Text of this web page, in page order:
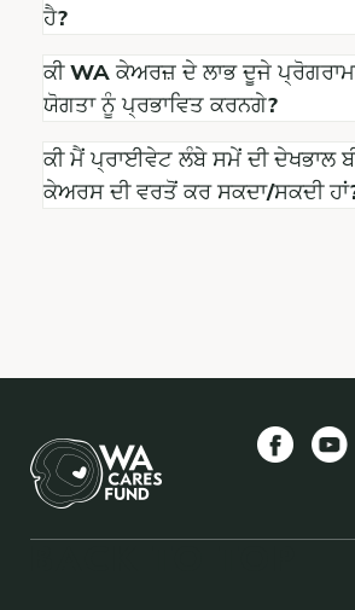
ਹੈ?
ਕੀ WA ਕੇਅਰਜ਼ ਦੇ ਲਾਭ ਦੂਜੇ
ਯੋਗਤਾ ਨੂੰ ਪ੍ਰਭਾਵਿਤ ਕਰਨਗੇ?
ਕੀ ਮੈਂ ਪ੍ਰਾਈਵੇਟ ਲੰਬੇ ਸਮੇਂ ਦੀ ਦੇਖਭਾਲ
ਕੇਅਰਸ ਦੀ ਵਰਤੋਂ ਕਰ ਸਕਦਾ/ਸਕਦੀ